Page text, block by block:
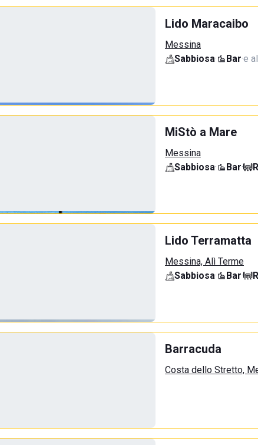
Lido Maracaibo
Messina
Sabbiosa· Bar·e
MiStò a Mare
Messina
Sabbiosa· Bar·
Lido Terramatta
Messina, Alì Terme
Sabbiosa· Bar·
Barracuda
Costa dello Stretto,